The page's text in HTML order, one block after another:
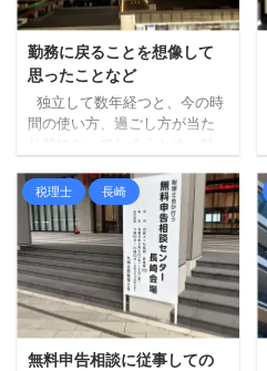
勤務に戻ることを想像して
思ったことなど
独立して数年経つと、今の時
間の使い方、過ごし方が当た
り前になってしまうため、独
薄になります。 いいこと悪い
こと、どちらも。 ときどき、
一緒にやらない？、うちに来
ない？といった誘いを受ける
ことがあったりします。 冗談
だったり、ちょっと本気っぽ
いものも、たまに。 今そうい
った考えはないので、適宜い
なしておりますが、その際、
税理士 長崎
無料申告相談に従事しての